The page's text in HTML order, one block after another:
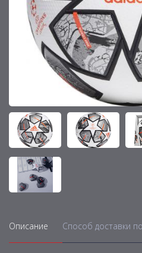
Описание Способ доставки